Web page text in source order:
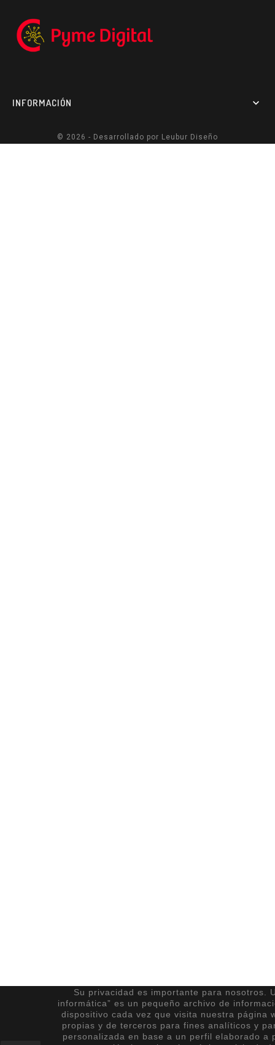
Su privacidad es importante para nosotros.
informática” es un pequeño archivo de
dispositivo cada vez que visita nuestra página
propias y de terceros para fines analíticos y
personalizada en base a un perfil elaborado a
INFORMACIÓN 
© 2026 - Desarrollado por Leubur Diseño